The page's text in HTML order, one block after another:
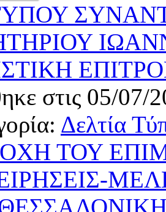
στις 05/07/
Δελτία
ΤΟΥ